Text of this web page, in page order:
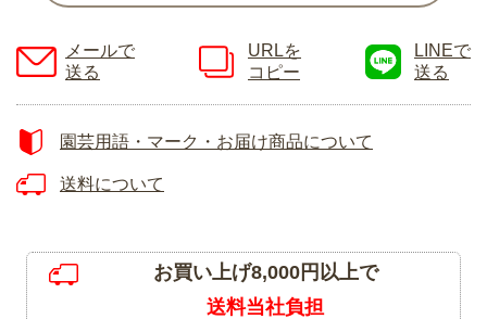
メールで
送る
URLを
コピー
LINEで
送る
園芸用語・マーク・お届け商品について
送料について
お買い上げ8,000円以上で
送料当社負担